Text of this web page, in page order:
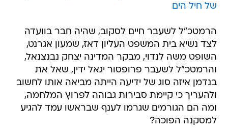
של חיל הים
הרמטכ"ל לשעבר חיים לסקוב, שהיה חבר בוועדה
לצד נשיא בית המשפט העליון דאז, שמעון אגרנט,
השופט משה לנדוי, מבקר המדינה יצחק נבנצנאל,
והרמטכ"ל לשעבר פרופסור יגאל ידין, שאל את
בנדמן איזה סוג של ידיעה הייתה מביאה אותו לחשוב
ולהעריך כי קיימת סבירות גבוהה לפרוץ המלחמה,
ומה הם הגורמים שגרמו לענף שבראשו עמד להגיע
למסקנה הפוכה?